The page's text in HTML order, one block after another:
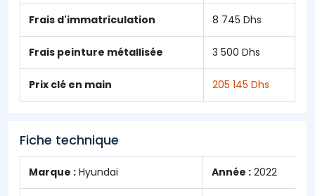
Frais d'immatriculation 8 745 Dhs
Frais peinture métallisée 3 500 Dhs
Prix clé en main 205 145 Dhs
Fiche technique
Marque : Hyundai Année : 2022